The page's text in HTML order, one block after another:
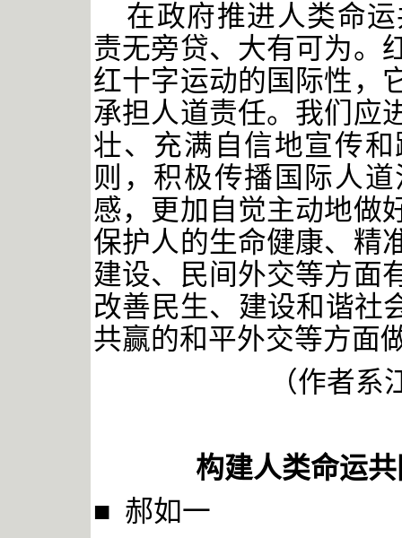
在政府推进人类命
责无旁贷、大有可为。
红十字运动的国际性，
承担人道责任。我们应
壮、充满自信地宣传
则，积极传播国际人
感，更加自觉主动地做
保护人的生命健康、精
建设、民间外交等方面
改善民生、建设和谐社
共赢的和平外交等方面
（作者
构建人类命运
■ 郝如一